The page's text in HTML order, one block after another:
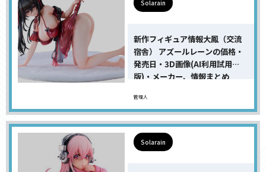
Solarain
新作フィギュア情報大鳳（交流
宿舎） アズールレーンの価格・
発売日・3D画像(AI利用試用
版)・メーカー、情報まとめ
管理人
Solarain